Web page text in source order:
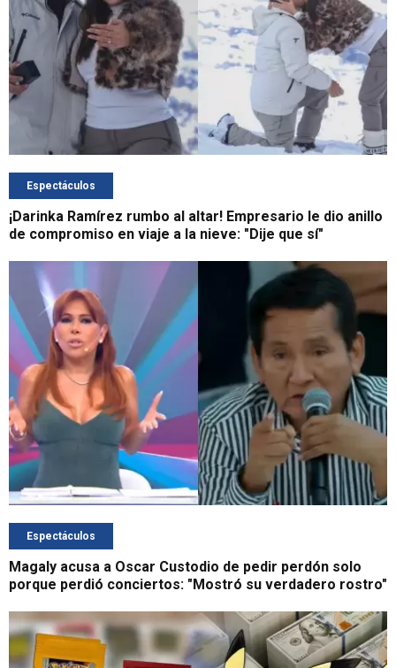
Espectáculos
¡Darinka Ramírez rumbo al altar! Empresario le dio anillo
de compromiso en viaje a la nieve: "Dije que sí"
Espectáculos
Magaly acusa a Oscar Custodio de pedir perdón solo
porque perdió conciertos: "Mostró su verdadero rostro"